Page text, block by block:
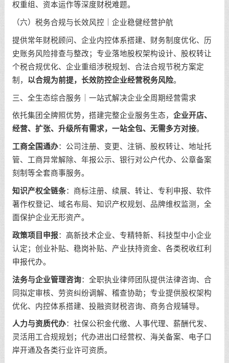
权重组、资本运作等深度财税难题。
（六）税务合规与长效风控｜企业稳健经营护航
提供常年财税顾问、企业内控体系搭建、财务制度优化、历
史账务风险排查与整改；专业落地股权架构设计、股权转让
个税合规优化、企业重组涉税规划、合法合规节税方案定
制， 以合规为前提，长效防控企业经营税务风险。
三、全生态综合服务｜一站式解决企业全周期经营需求
依托集团全牌照优势，搭建完整企业服务生态， 企业开店、
经营、扩张、升级所有需求，一站全包、无需多方对接。
工商全国通办：公司注册、变更、注销、股权转让、地址托
管、工商异常解除、年报公示、银行对公户代办、公章备案
刻制等全套商事服务。
知识产权全链条：商标注册、续展、转让、专利申报、软件
著作权登记、域名布局、知识产权规划、品牌维权监测，全
面保护企业无形资产。
政策项目申报：高新技术企业、专精特新、科技型中小企业
认定；创业补贴、稳岗补贴、产业扶持资金、各类税收红利
申报代办。
法务与企业管理咨询：全职执业律师团队提供法律咨询、合
同拟定审核、劳资纠纷调解、稽查协助；专业提供股权架构
优化、内控体系搭建、投融资财税咨询、商务合规辅导。
人力与资质代办：社保公积金代缴、人事代理、薪酬代发、
灵活用工合规规划；代办进出口经营权、海关备案、电子口
岸开通及各类行业许可资质。